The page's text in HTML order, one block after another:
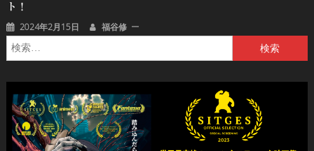
ト！
2024年2月15日 福谷修
索: